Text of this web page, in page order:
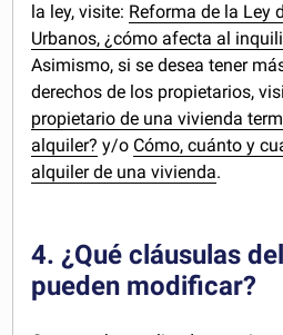
la ley, visite: Reforma de la Ley
Urbanos, ¿cómo afecta al
Asimismo, si se desea tener
derechos de los propietarios,
propietario de una vivienda
alquiler? y/o Cómo, cuánto y
alquiler de una vivienda.
4. ¿Qué cláusulas
pueden modificar?